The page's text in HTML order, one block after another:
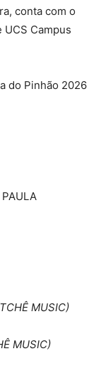
conta com o
Campus
do Pinhão 2026
PAULA
MUSIC)
MUSIC)